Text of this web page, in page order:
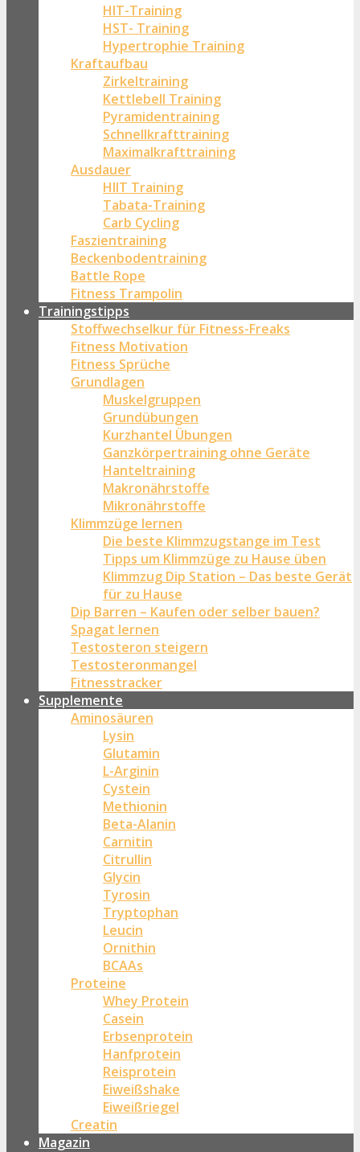
HIT-Training
HST- Training
Hypertrophie Training
Kraftaufbau
Zirkeltraining
Kettlebell Training
Pyramidentraining
Schnellkrafttraining
Maximalkrafttraining
Ausdauer
HIIT Training
Tabata-Training
Carb Cycling
Faszientraining
Beckenbodentraining
Battle Rope
Fitness Trampolin
Trainingstipps
Stoffwechselkur für Fitness-Freaks
Fitness Motivation
Fitness Sprüche
Grundlagen
Muskelgruppen
Grundübungen
Kurzhantel Übungen
Ganzkörpertraining ohne Geräte
Hanteltraining
Makronährstoffe
Mikronährstoffe
Klimmzüge lernen
Die beste Klimmzugstange im Test
Tipps um Klimmzüge zu Hause üben
Klimmzug Dip Station – Das beste Gerät
für zu Hause
Dip Barren – Kaufen oder selber bauen?
Spagat lernen
Testosteron steigern
Testosteronmangel
Fitnesstracker
Supplemente
Aminosäuren
Lysin
Glutamin
L-Arginin
Cystein
Methionin
Beta-Alanin
Carnitin
Citrullin
Glycin
Tyrosin
Tryptophan
Leucin
Ornithin
BCAAs
Proteine
Whey Protein
Casein
Erbsenprotein
Hanfprotein
Reisprotein
Eiweißshake
Eiweißriegel
Creatin
Magazin